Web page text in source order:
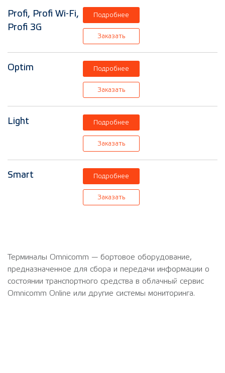
Profi, Profi Wi-Fi,
Profi 3G
Подробнее
Заказать
Optim Подробнее
Заказать
Light Подробнее
Заказать
Smart Подробнее
Заказать
Терминалы Omnicomm — бортовое оборудование,
предназначенное для сбора и передачи информации о
состоянии транспортного средства в облачный сервис
Omnicomm Online или другие системы мониторинга.